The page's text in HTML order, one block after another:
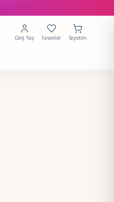
Giriş Yap Favoriler Sepetim